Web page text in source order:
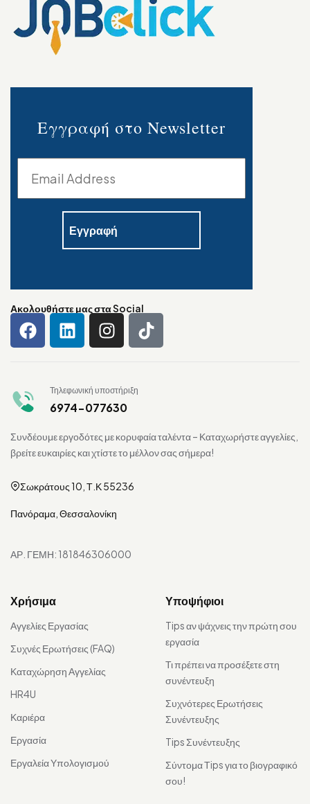
Εγγραφή στο Newsletter
Ακολουθήστε μας στα Social
Τηλεφωνική υποστήριξη
6974-077630
Συνδέουμε εργοδότες με κορυφαία ταλέντα – Καταχωρήστε αγγελίες,
βρείτε ευκαιρίες και χτίστε το μέλλον σας σήμερα!
Σωκράτους 10, Τ.Κ 55236
Πανόραμα, Θεσσαλονίκη
ΑΡ. ΓΕΜΗ: 181846306000
Χρήσιμα
Αγγελίες Εργασίας
Συχνές Ερωτήσεις (FAQ)
Καταχώρηση Αγγελίας
HR4U
Καριέρα
Εργασία
Εργαλεία Υπολογισμού
Υποψήφιοι
Tips αν ψάχνεις την πρώτη σου
εργασία
Τι πρέπει να προσέξετε στη
συνέντευξη
Συχνότερες Ερωτήσεις
Συνέντευξης
Tips Συνέντευξης
Σύντομα Τips για το βιογραφικό
σου!